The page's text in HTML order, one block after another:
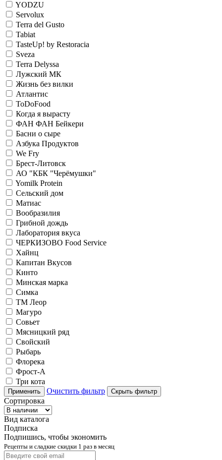
YODZU
Servolux
Terra del Gusto
Tabiat
TasteUp! by Restoracia
Sveza
Terra Delyssa
Лужский МК
Жизнь без вилки
Атлантис
ToDoFood
Когда я вырасту
ФАН ФАН Бейкери
Басни о сыре
Азбука Продуктов
We Fry
Брест-Литовск
АО "КБК "Черёмушки"
Yomilk Protein
Сельский дом
Матиас
Вообразилия
Грибной дождь
Лаборатория вкуса
ЧЕРКИЗОВО Food Service
Хайнц
Капитан Вкусов
Кинто
Минская марка
Симка
ТМ Леор
Магуро
Совьет
Мясницкий ряд
Свойский
Рыбарь
Флорека
Фрост-А
Три кота
Применить Очистить фильтр Скрыть фильтр
Сортировка
Вид каталога
Подписка
Подпишись, чтобы экономить
Рецепты и сладкие скидки 1 раз в месяц